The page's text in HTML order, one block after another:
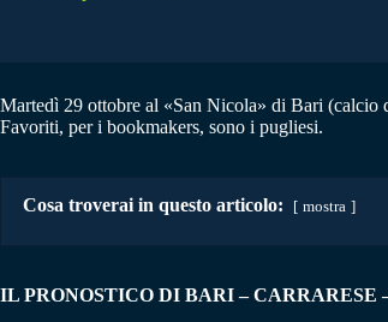
Martedì 29 ottobre al «San Nicola» di Bari (calcio
Favoriti, per i bookmakers, sono i pugliesi.
Cosa troverai in questo articolo: mostra
IL PRONOSTICO DI BARI – CARRARESE